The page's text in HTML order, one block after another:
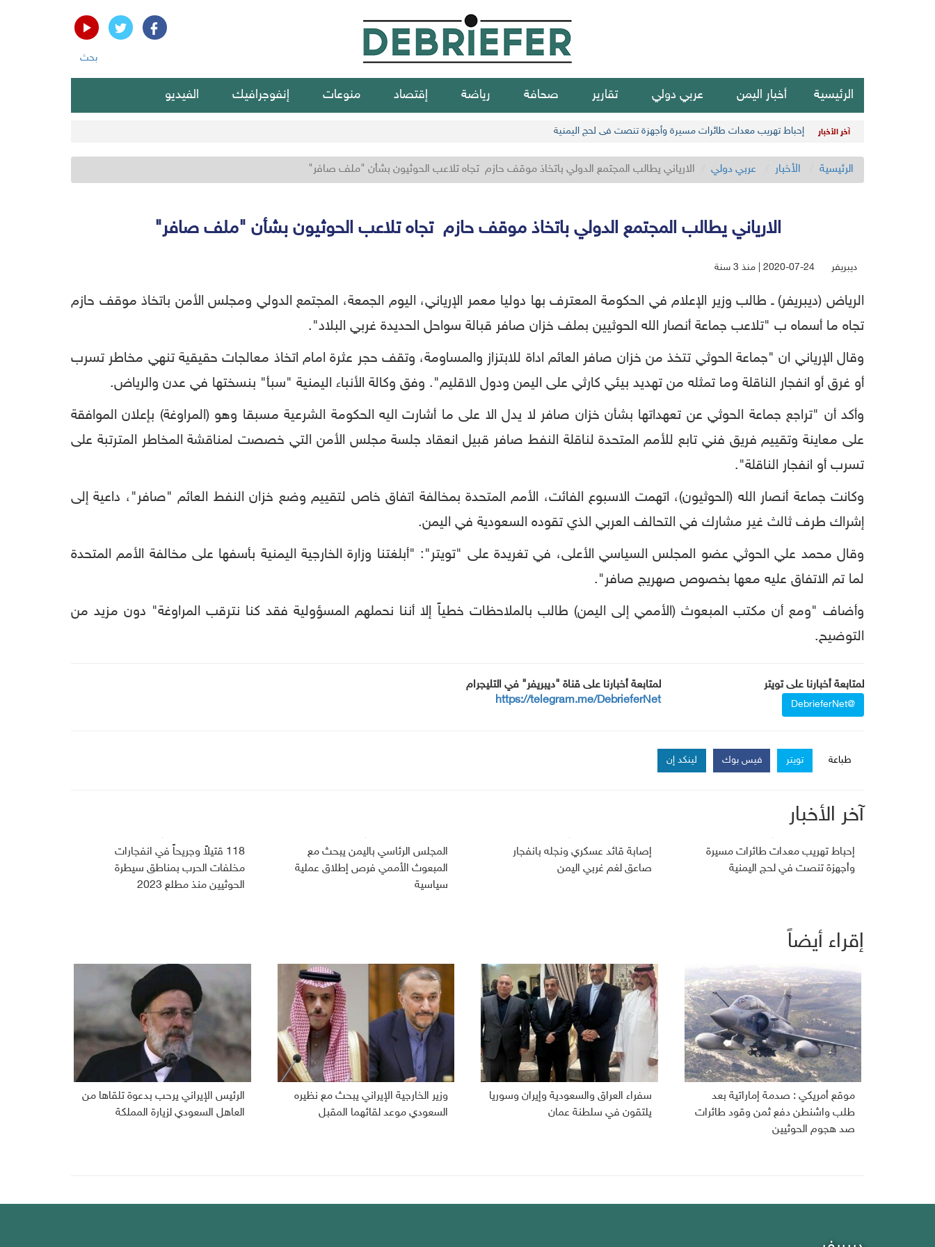
بحث
الرئيسية أخبار اليمن عربي دولي تقارير صحافة رياضة إقتصاد منوعات إنفوجرافيك الفيديو
آخر الأخبار إحباط تهريب معدات طائرات مسيرة وأجهزة تنصت في لحج اليمنية
الرئيسية الأخبار عربي دولي الارياني يطالب المجتمع الدولي باتخاذ موقف حازم تجاه تلاعب الحوثيون بشأن "ملف صافر"
الارياني يطالب المجتمع الدولي باتخاذ موقف حازم تجاه تلاعب الحوثيون بشأن "ملف صافر"
ديبريفر 2020-07-24 | منذ 3 سنة
الرياض (ديبريفر) ـ طالب وزير الإعلام في الحكومة المعترف بها دوليا معمر الإرياني، اليوم الجمعة، المجتمع الدولي ومجلس الأمن باتخاذ موقف حازم
تجاه ما أسماه ب "تلاعب جماعة أنصار الله الحوثيين بملف خزان صافر قبالة سواحل الحديدة غربي البلاد".
وقال الإرياني ان "جماعة الحوثي تتخذ من خزان صافر العائم اداة للابتزاز والمساومة، وتقف حجر عثرة امام اتخاذ معالجات حقيقية تنهي مخاطر تسرب
أو غرق أو انفجار الناقلة وما تمثله من تهديد بيئي كارثي على اليمن ودول الاقليم". وفق وكالة الأنباء اليمنية "سبأ" بنسختها في عدن والرياض.
وأكد أن "تراجع جماعة الحوثي عن تعهداتها بشأن خزان صافر لا يدل الا على ما أشارت اليه الحكومة الشرعية مسبقا وهو (المراوغة) بإعلان الموافقة
على معاينة وتقييم فريق فني تابع للأمم المتحدة لناقلة النفط صافر قبيل انعقاد جلسة مجلس الأمن التي خصصت لمناقشة المخاطر المترتبة على
تسرب أو انفجار الناقلة".
وكانت جماعة أنصار الله (الحوثيون)، اتهمت الاسبوع الفائت، الأمم المتحدة بمخالفة اتفاق خاص لتقييم وضع خزان النفط العائم "صافر"، داعية إلى
إشراك طرف ثالث غير مشارك في التحالف العربي الذي تقوده السعودية في اليمن.
وقال محمد علي الحوثي عضو المجلس السياسي الأعلى، في تغريدة على "تويتر": "‏أبلغتنا وزارة الخارجية اليمنية بأسفها على مخالفة الأمم المتحدة
لما تم الاتفاق عليه معها بخصوص ‎صهريج صافر".
وأضاف "ومع أن مكتب المبعوث (الأممي إلى اليمن) طالب بالملاحظات خطياً إلا أننا نحملهم المسؤولية فقد كنا نترقب المراوغة" دون مزيد من
التوضيح.
لمتابعة أخبارنا على تويتر
@DebrieferNet
لمتابعة أخبارنا على قناة "ديبريفر" في التليجرام
https://telegram.me/DebrieferNet
طباعة تويتر فيس بوك لينكد إن
آخر الأخبار
إحباط تهريب معدات طائرات مسيرة
وأجهزة تنصت في لحج اليمنية
إصابة قائد عسكري ونجله بانفجار
صاعق لغم غربي اليمن
المجلس الرئاسي باليمن يبحث مع
المبعوث الأممي فرص إطلاق عملية
سياسية
118 قتيلاً وجريحاً في انفجارات
مخلفات الحرب بمناطق سيطرة
الحوثيين منذ مطلع 2023
إقراء أيضاً
موقع أمريكي : صدمة إماراتية بعد
طلب واشنطن دفع ثمن وقود طائرات
صد هجوم الحوثيين
سفراء العراق والسعودية وإيران وسوريا
يلتقون في سلطنة عمان
وزير الخارجية الإيراني يبحث مع نظيره
السعودي موعد لقائهما المقبل
الرئيس الإيراني يرحب بدعوة تلقاها من
العاهل السعودي لزيارة المملكة